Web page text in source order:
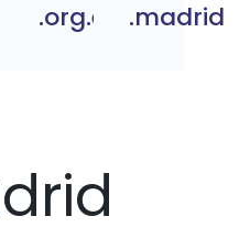
.org.es .madrid